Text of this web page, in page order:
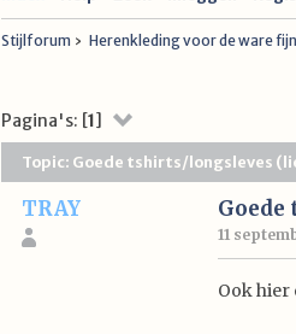
Stijlforum › Herenkleding voor de ware
Pagina's: [1]
Topic: Goede tshirts/longsleves
TRAY
11
Ook hier